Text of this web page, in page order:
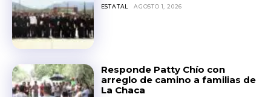
ESTATAL AGOSTO 1, 2026
Responde Patty Chío con
arreglo de camino a familias de
La Chaca